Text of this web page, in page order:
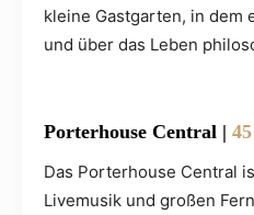
kleine Gastgarten, in dem
und über das Leben
Porterhouse Central |
Das Porterhouse Central
Livemusik und großen